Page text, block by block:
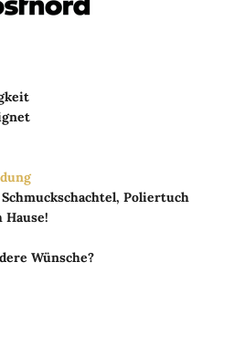
Poliertuch
Hause!
Wünsche?